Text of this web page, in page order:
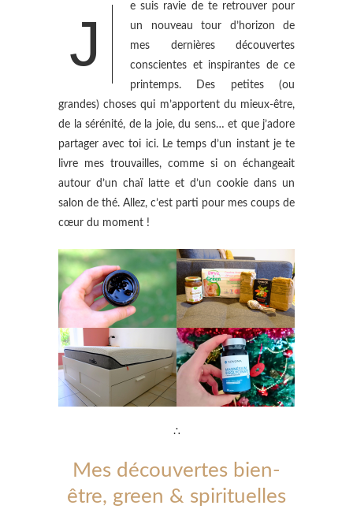
J
e suis ravie de te retrouver pour
un nouveau tour d’horizon de
mes dernières découvertes
conscientes et inspirantes de ce
printemps. Des petites (ou
grandes) choses qui m’apportent du mieux-être,
de la sérénité, de la joie, du sens… et que j’adore
partager avec toi ici. Le temps d’un instant je te
livre mes trouvailles, comme si on échangeait
autour d’un chaï latte et d’un cookie dans un
salon de thé. Allez, c’est parti pour mes coups de
cœur du moment !
∴
Mes découvertes bien-
être, green & spirituelles